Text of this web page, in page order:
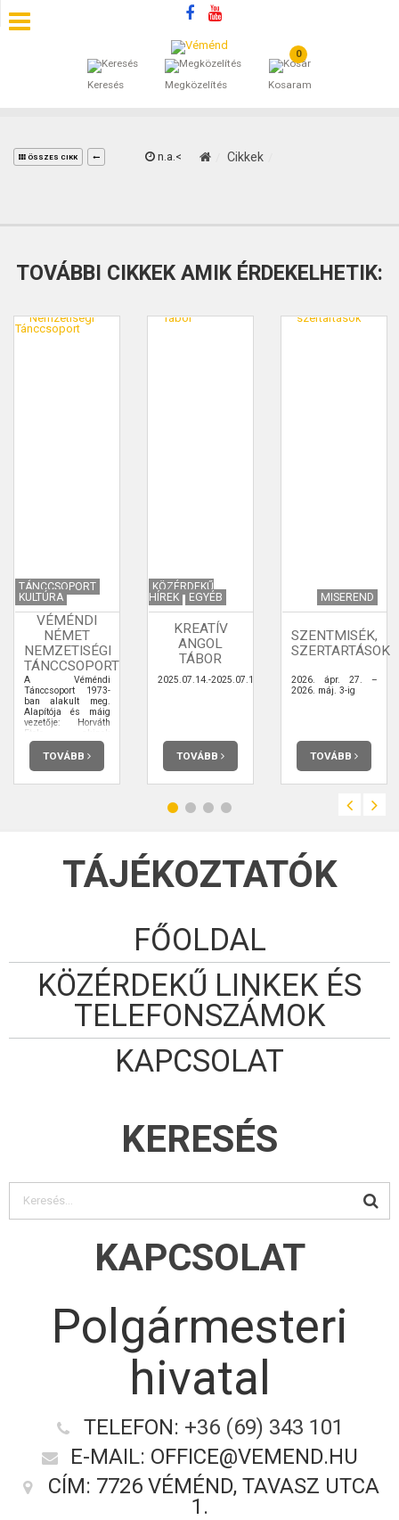
Keresés Megközelítés
0
Kosaram
SZÁLLÁSOK
ÁLTALÁNOS SZERZŐDÉSI FELTÉTELEK
ÖSSZES CIKK n.a.< Cikkek
TOVÁBBI CIKKEK AMIK ÉRDEKELHETIK:
TÁNCCSOPORT
KULTÚRA
VÉMÉNDI
NÉMET
NEMZETISÉGI
TÁNCCSOPORT
A Véméndi
Tánccsoport 1973-
ban alakult meg.
Alapítója és máig
vezetője: Horváth
Etele, akinek
szívügye és életcélja
a német nemzetiségi
kultúra ápolása. A
csoportot jelöl, ami
TOVÁBB
KÖZÉRDEKŰ
HÍREK
EGYÉB
KREATÍV
ANGOL
TÁBOR
2025.07.14.-2025.07.18.
TOVÁBB
MISEREND
SZENTMISÉK,
SZERTARTÁSOK
2026. ápr. 27. –
2026. máj. 3-ig
TOVÁBB
TÁJÉKOZTATÓK
FŐOLDAL
KÖZÉRDEKŰ LINKEK ÉS
TELEFONSZÁMOK
KAPCSOLAT
KERESÉS
KAPCSOLAT
Polgármesteri
hivatal
TELEFON: +36 (69) 343 101
E-MAIL: OFFICE@VEMEND.HU
CÍM: 7726 VÉMÉND, TAVASZ UTCA
1.